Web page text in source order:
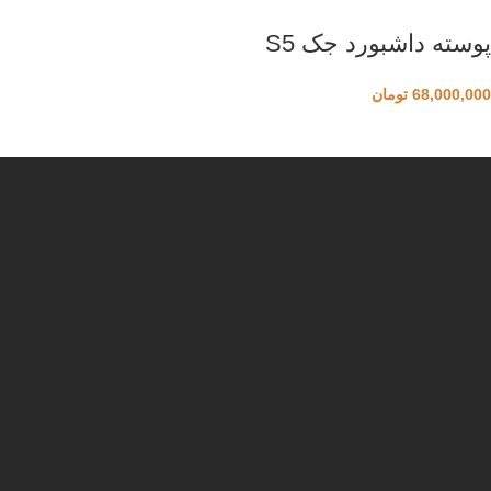
پوسته داشبورد جک S5
68,000,000 تومان